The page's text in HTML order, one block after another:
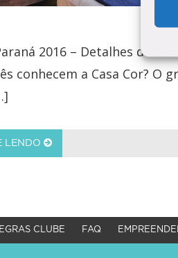
2016 – Detalhes da
conhecem a Casa Cor? O
LENDO
CLUBE FAQ